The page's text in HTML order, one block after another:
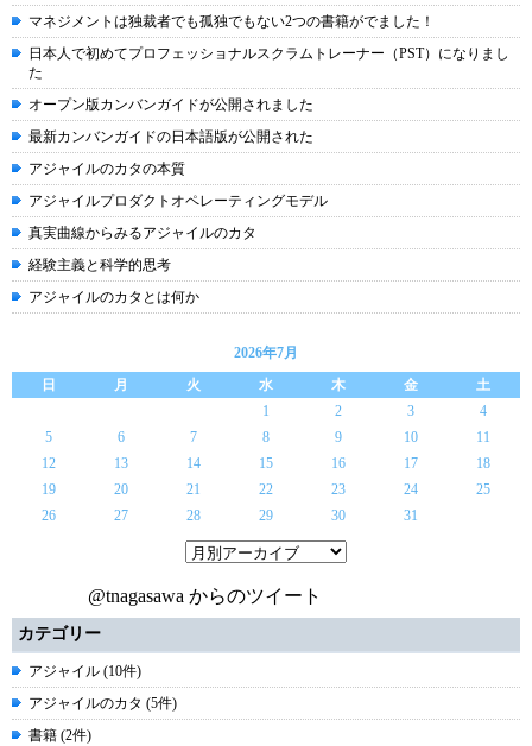
マネジメントは独裁者でも孤独でもない2つの書籍がでました！
日本人で初めてプロフェッショナルスクラムトレーナー（PST）になりまし
た
オープン版カンバンガイドが公開されました
最新カンバンガイドの日本語版が公開された
アジャイルのカタの本質
アジャイルプロダクトオペレーティングモデル
真実曲線からみるアジャイルのカタ
経験主義と科学的思考
アジャイルのカタとは何か
2026年7月
日
月 火 水 木 金
土
1
2 3
4
5
6 7 8 9 10
11
12
13 14 15 16 17
18
19
20 21 22 23 24
25
26
27 28 29 30 31
@tnagasawa からのツイート
カテゴリー
アジャイル (10件)
アジャイルのカタ (5件)
書籍 (2件)